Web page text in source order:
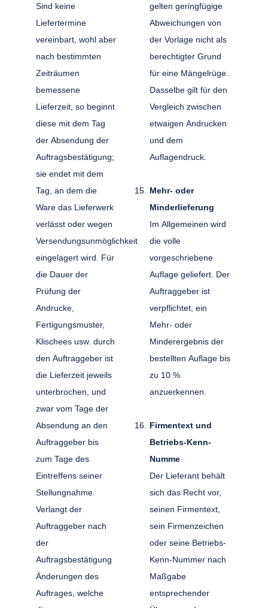
Sind keine
Liefertermine
vereinbart, wohl aber
nach bestimmten
Zeiträumen
bemessene
Lieferzeit, so beginnt
diese mit dem Tag
der Absendung der
Auftragsbestätigung;
sie endet mit dem
Tag, an dem die
Ware das Lieferwerk
verlässt oder wegen
Versendungsunmöglichkeit
eingelagert wird. Für
die Dauer der
Prüfung der
Andrucke,
Fertigungsmuster,
Klischees usw. durch
den Auftraggeber ist
die Lieferzeit jeweils
unterbrochen, und
zwar vom Tage der
Absendung an den
Auftraggeber bis
zum Tage des
Eintreffens seiner
Stellungnahme.
Verlangt der
Auftraggeber nach
der
Auftragsbestätigung
Änderungen des
Auftrages, welche
gelten geringfügige
Abweichungen von
der Vorlage nicht als
berechtigter Grund
für eine Mängelrüge.
Dasselbe gilt für den
Vergleich zwischen
etwaigen Andrucken
und dem
Auflagendruck.
Mehr- oder
Minderlieferung
Im Allgemeinen wird
die volle
vorgeschriebene
Auflage geliefert. Der
Auftraggeber ist
verpflichtet, ein
Mehr- oder
Minderergebnis der
bestellten Auflage bis
zu 10 %
anzuerkennen.
Firmentext und
Betriebs-Kenn-
Numme
Der Lieferant behält
sich das Recht vor,
seinen Firmentext,
sein Firmenzeichen
oder seine Betriebs-
Kenn-Nummer nach
Maßgabe
entsprechender